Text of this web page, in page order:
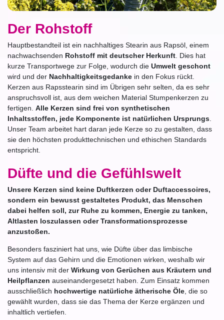
Der Rohstoff
Hauptbestandteil ist ein nachhaltiges Stearin aus Rapsöl, einem
nachwachsenden Rohstoff mit deutscher Herkunft . Dies hat
kurze Transportwege zur Folge, wodurch die Umwelt geschont
wird und der Nachhaltigkeitsgedanke in den Fokus rückt.
Kerzen aus Rapsstearin sind im Übrigen sehr selten, da es sehr
anspruchsvoll ist, aus dem weichen Material Stumpenkerzen zu
fertigen. Alle Kerzen sind frei von synthetischen
Inhaltsstoffen, jede Komponente ist natürlichen Ursprungs
Unser Team arbeitet hart daran jede Kerze so zu gestalten, dass
sie den höchsten produkttechnischen und ethischen Standards
entspricht.
Düfte und die Gefühlswelt
Unsere Kerzen sind keine Duftkerzen oder Duftaccessoires,
sondern ein bewusst gestaltetes Produkt, das Menschen
dabei helfen soll, zur Ruhe zu kommen, Energie zu tanken,
Altlasten loszulassen oder Transformationsprozesse
anzustoßen.
Besonders fasziniert hat uns, wie Düfte über das limbische
System auf das Gehirn und die Emotionen wirken, weshalb wir
uns intensiv mit der Wirkung von Gerüchen aus Kräutern und
Heilpflanzen auseinandergesetzt haben. Zum Einsatz kommen
ausschließlich hochwertige natürliche ätherische Öle , die so
gewählt wurden, dass sie das Thema der Kerze ergänzen und
inhaltlich vertiefen.